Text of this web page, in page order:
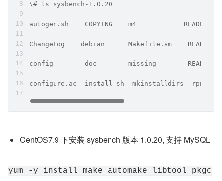
\# ls sysbench-1.0.20
autogen.sh    COPYING    m4
ChangeLog    debian      Makefile.am    README-
config        doc        missing        README-
configure.ac  install-sh  mkinstalldirs  rpm
CentOS7.9 下安装 sysbench 版本 1.0.20, 支持 MySQL
yum -y install make automake libtool pkgc